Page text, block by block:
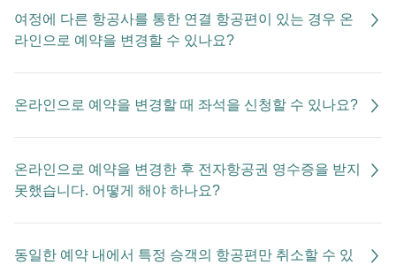
여정에 다른 항공사를 통한 연결 항공편이 있는 경우 온
라인으로 예약을 변경할 수 있나요?
온라인으로 예약을 변경할 때 좌석을 신청할 수 있나요?
온라인으로 예약을 변경한 후 전자항공권 영수증을 받지
못했습니다. 어떻게 해야 하나요?
동일한 예약 내에서 특정 승객의 항공편만 취소할 수 있